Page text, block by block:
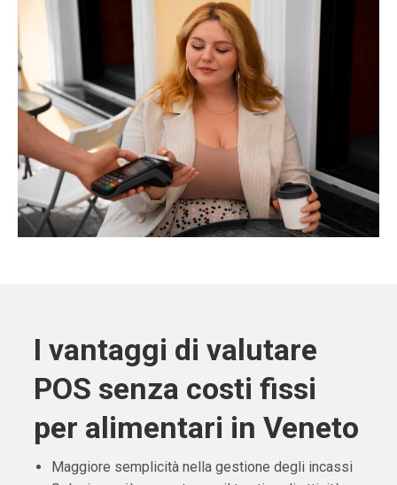
I vantaggi di valutare
POS senza costi fissi
per alimentari in Veneto
Maggiore semplicità nella gestione degli incassi